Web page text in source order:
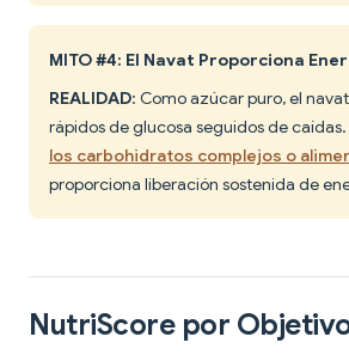
MITO #4: El Navat Proporciona
REALIDAD: Como azúcar puro, el
rápidos de glucosa seguidos de caídas.
los carbohidratos complejos o
proporciona liberación sostenida de
NutriScore por